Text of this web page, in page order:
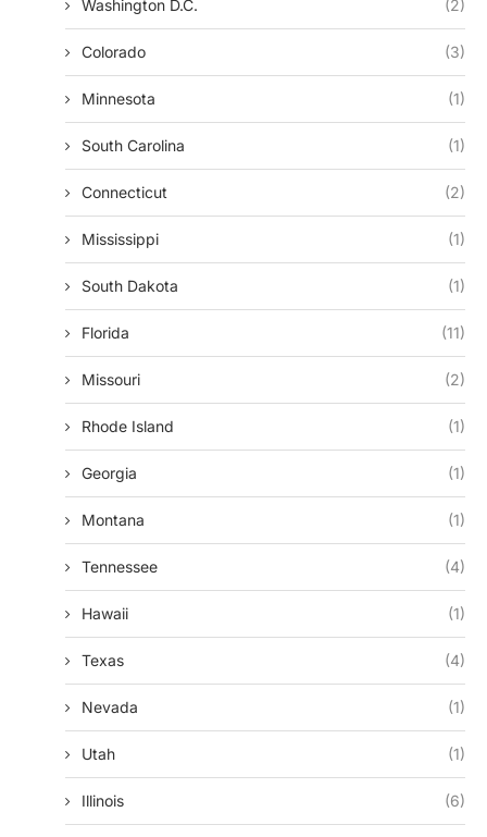
Washington D.c. (2)
Colorado (3)
Minnesota (1)
South Carolina (1)
Connecticut (2)
Mississippi (1)
South Dakota (1)
Florida (11)
Missouri (2)
Rhode Island (1)
Georgia (1)
Montana (1)
Tennessee (4)
Hawaii (1)
Texas (4)
Nevada (1)
Utah (1)
Illinois (6)